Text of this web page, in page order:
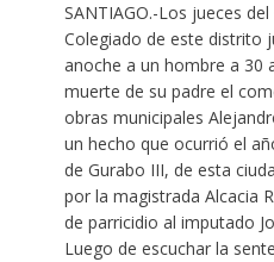
SANTIAGO.-Los jueces
Colegiado de este distrito
anoche a un hombre a 30
muerte de su padre el
obras municipales
un hecho que ocurrió el
de Gurabo III, de esta
por la magistrada Alcacia
de parricidio al imputado
Luego de escuchar la